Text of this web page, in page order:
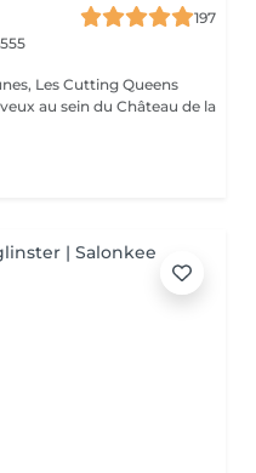
197
au sein du Château de la